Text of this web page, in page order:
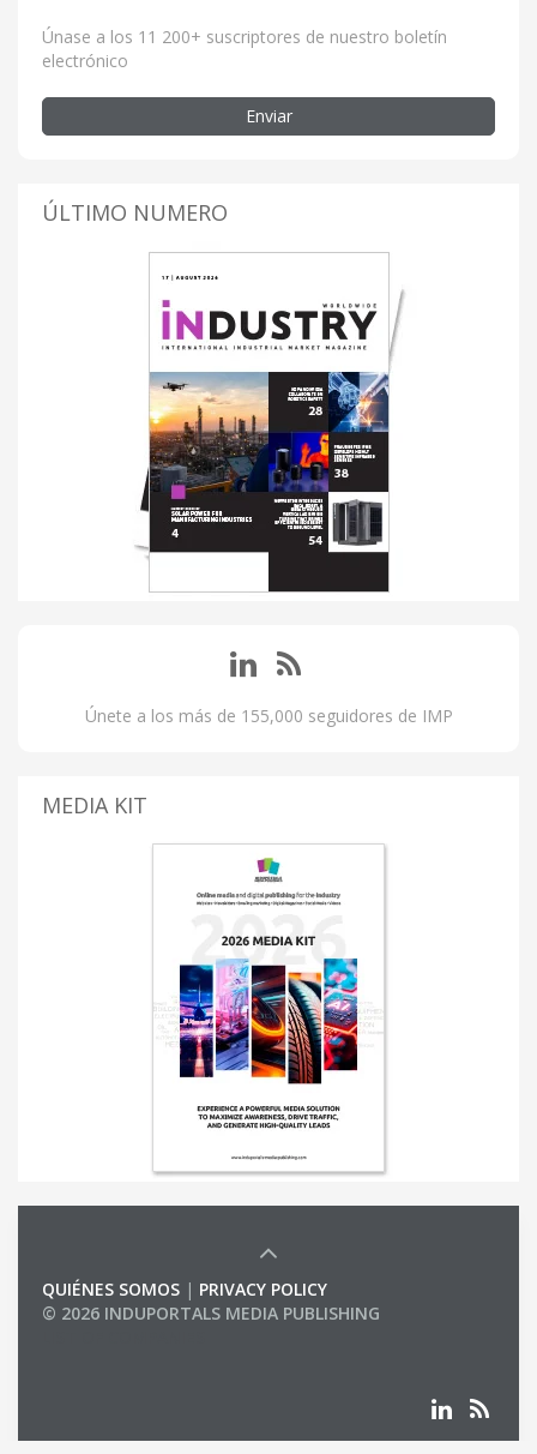
Únase a los 11 200+ suscriptores de nuestro boletín
electrónico
Enviar
ÚLTIMO NUMERO
Únete a los más de 155,000 seguidores de IMP
MEDIA KIT
QUIÉNES SOMOS | PRIVACY POLICY
© 2026 INDUPORTALS MEDIA PUBLISHING